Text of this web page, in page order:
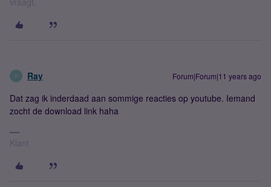
R Ray Forum|Forum|11 years ago
Dat zag ik inderdaad aan sommige reacties op youtube. Iemand
zocht de download link haha
Klant